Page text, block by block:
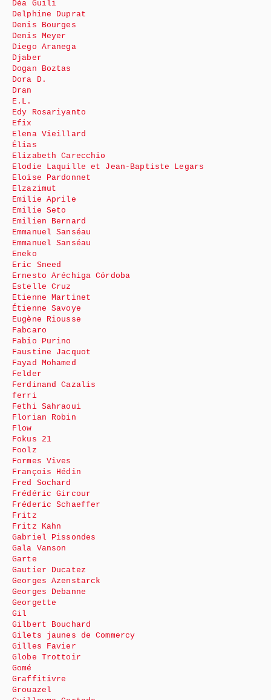
Déa Guili
Delphine Duprat
Denis Bourges
Denis Meyer
Diego Aranega
Djaber
Dogan Boztas
Dora D.
Dran
E.L.
Edy Rosariyanto
Efix
Elena Vieillard
Élias
Elizabeth Carecchio
Elodie Laquille et Jean-Baptiste Legars
Eloïse Pardonnet
Elzazimut
Emilie Aprile
Emilie Seto
Emilien Bernard
Emmanuel Sanséau
Emmanuel Sanséau
Eneko
Eric Sneed
Ernesto Aréchiga Córdoba
Estelle Cruz
Etienne Martinet
Étienne Savoye
Eugène Riousse
Fabcaro
Fabio Purino
Faustine Jacquot
Fayad Mohamed
Felder
Ferdinand Cazalis
ferri
Fethi Sahraoui
Florian Robin
Flow
Fokus 21
Foolz
Formes Vives
François Hédin
Fred Sochard
Frédéric Gircour
Fréderic Schaeffer
Fritz
Fritz Kahn
Gabriel Pissondes
Gala Vanson
Garte
Gautier Ducatez
Georges Azenstarck
Georges Debanne
Georgette
Gil
Gilbert Bouchard
Gilets jaunes de Commercy
Gilles Favier
Globe Trottoir
Gomé
Graffitivre
Grouazel